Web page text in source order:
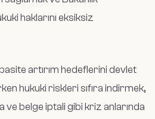
haklarını eksiksiz
artırım hedeflerini devlet
hukuki riskleri sıfıra indirmek,
ve belge iptali gibi kriz anlarında